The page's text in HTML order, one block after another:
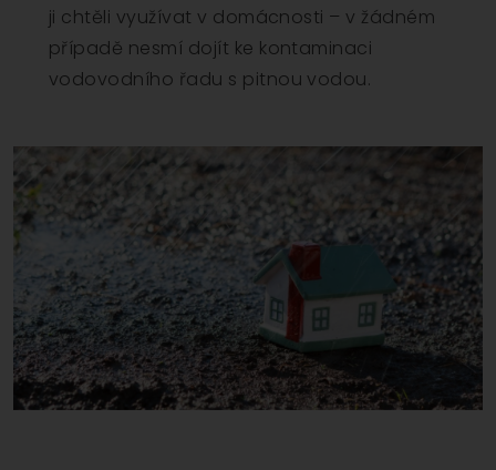
ji chtěli využívat v domácnosti – v žádném
případě nesmí dojít ke kontaminaci
vodovodního řadu s pitnou vodou.